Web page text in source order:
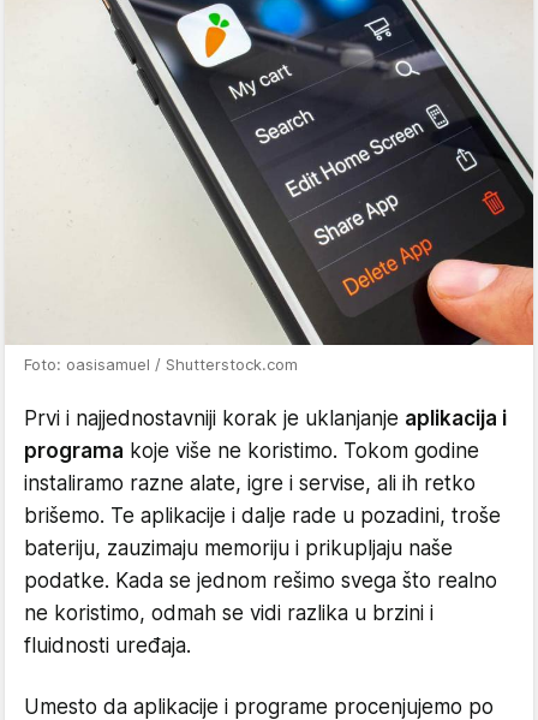
Foto: oasisamuel / Shutterstock.com
Prvi i najjednostavniji korak je uklanjanje aplikacija i
programa koje više ne koristimo. Tokom godine
instaliramo razne alate, igre i servise, ali ih retko
brišemo. Te aplikacije i dalje rade u pozadini, troše
bateriju, zauzimaju memoriju i prikupljaju naše
podatke. Kada se jednom rešimo svega što realno
ne koristimo, odmah se vidi razlika u brzini i
fluidnosti uređaja.
Umesto da aplikacije i programe procenjujemo po